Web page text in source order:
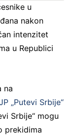
u
nakon
intenzitet
u Republici
na
„Putevi Srbije“
Srbije“ mogu
prekidima